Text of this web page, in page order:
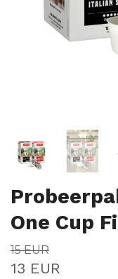
One Cup
15 EUR
13 EUR